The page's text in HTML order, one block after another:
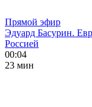
Прямой эфир
Эдуард Басурин.
Россией
00:04
23 мин